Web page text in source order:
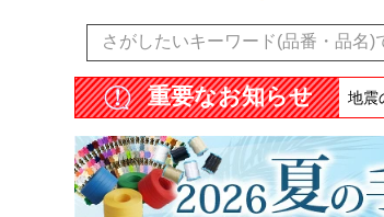
重要なお知らせ 地震